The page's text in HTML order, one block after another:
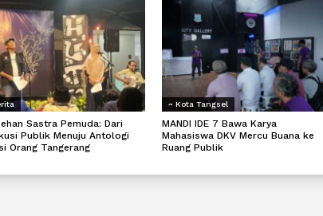
Sastra Pemuda: Dari
Publik Menuju Antologi
Orang Tangerang
~ Kota Tangsel
MANDI IDE 7 Bawa Karya
Mahasiswa DKV Mercu Buana ke
Ruang Publik